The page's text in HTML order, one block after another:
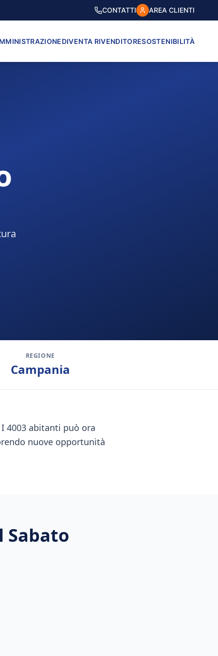
CONTATTI AREA CLIENTI
DIVENTA RIVENDITORESOSTENIBILITÀ
REGIONE
Campania
4003 abitanti può ora
nuove opportunità
Sabato